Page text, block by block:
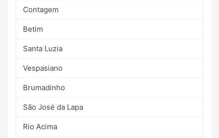
Contagem
Betim
Santa Luzia
Vespasiano
Brumadinho
São José da Lapa
Rio Acima